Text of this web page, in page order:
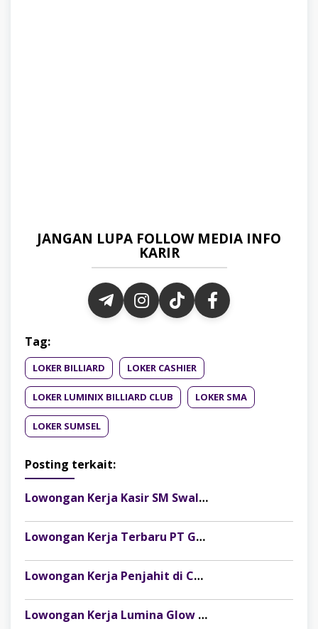
JANGAN LUPA FOLLOW MEDIA INFO
KARIR
Tag:
LOKER BILLIARD LOKER CASHIER
LOKER LUMINIX BILLIARD CLUB LOKER SMA
LOKER SUMSEL
Posting terkait:
Lowongan Kerja Kasir SM Swalayan Lubuklinggau (SM Group)
Lowongan Kerja Terbaru PT Gelora Citra Kimia Abadi Palembang
Lowongan Kerja Penjahit di CV Dago Bima Perkasa (MRSM Studio) Lubuk Linggau
Lowongan Kerja Lumina Glow Clinic & Salon Palembang Terbaru